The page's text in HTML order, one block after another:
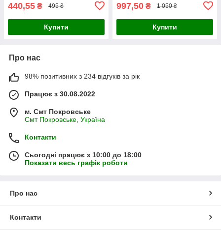
440,55 ₴ 495 ₴
Купити
997,50 ₴ 1 050 ₴
Купити
Про нас
98% позитивних з 234 відгуків за рік
Працює з 30.08.2022
м. Смт Покровське
Смт Покровське, Україна
Контакти
Сьогодні працює з 10:00 до 18:00
Показати весь графік роботи
Про нас
Контакти